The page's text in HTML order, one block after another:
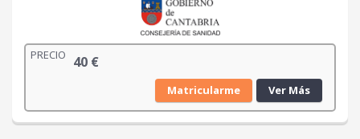
PRECIO 40 €
Matricularme Ver Más